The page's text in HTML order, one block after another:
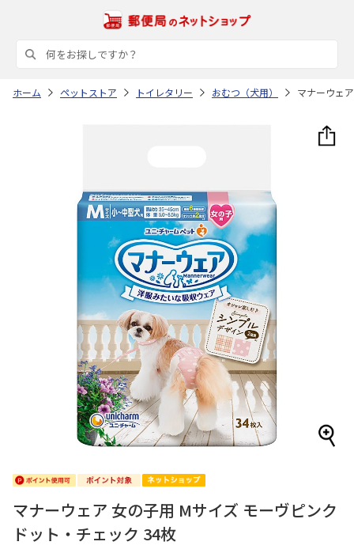
ホーム ペットストア トイレタリー おむつ（犬用） マナーウェ
マナーウェア 女の子用 Mサイズ モーヴピンク
ドット・チェック 34枚